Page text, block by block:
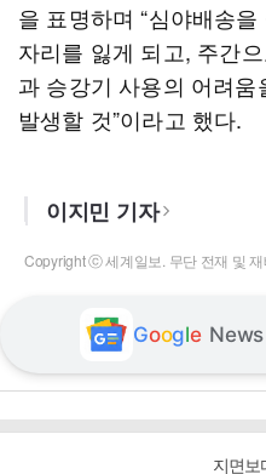
을 표명하며 “심야배송
자리를 잃게 되고, 주간
과 승강기 사용의 어려
발생할 것”이라고 했다.
이지민 기자
Copyright ⓒ 세계일보. 무단 전재 및 재
Google News
지면보